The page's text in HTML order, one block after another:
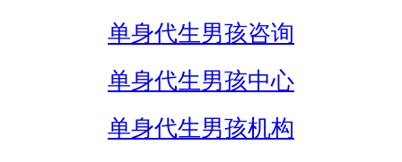
单身代生男孩咨询
单身代生男孩中心
单身代生男孩机构